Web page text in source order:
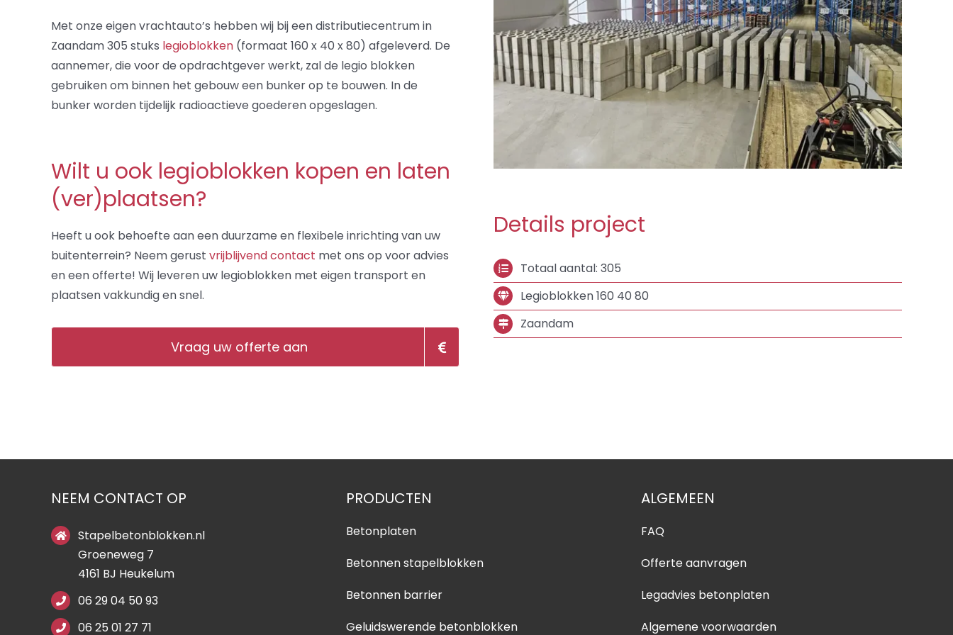
Met onze eigen vrachtauto’s hebben wij bij een distributiecentrum in
Zaandam 305 stuks legioblokken(formaat 160 x 40 x 80) afgeleverd. De
aannemer, die voor de opdrachtgever werkt, zal de legio blokken
gebruiken om binnen het gebouw een bunker op te bouwen. In de
bunker worden tijdelijk radioactieve goederen opgeslagen.
Wilt u ook legioblokken kopen en laten
(ver)plaatsen?
Heeft u ook behoefte aan een duurzame en flexibele inrichting van uw
buitenterrein? Neem gerust vrijblijvend contact met ons op voor advies
en een offerte! Wij leveren uw legioblokken met eigen transport en
plaatsen vakkundig en snel.
Vraag uw offerte aan
Details project
Totaal aantal: 305
Legioblokken 160 40 80
Zaandam
NEEM CONTACT OP
Stapelbetonblokken.nl
Groeneweg 7
4161 BJ Heukelum
06 29 04 50 93
06 25 01 27 71
PRODUCTEN
Betonplaten
Betonnen stapelblokken
Betonnen barrier
Geluidswerende betonblokken
ALGEMEEN
FAQ
Offerte aanvragen
Legadvies betonplaten
Algemene voorwaarden